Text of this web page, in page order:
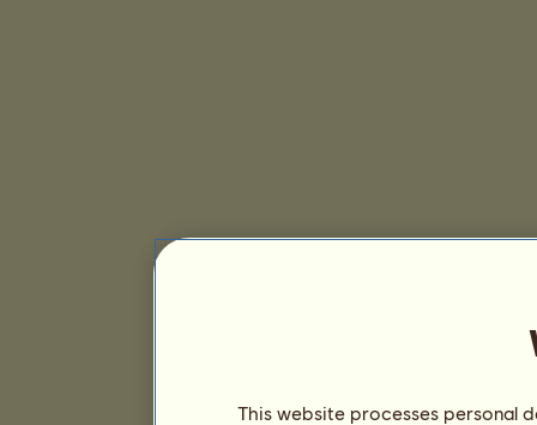
This website processes personal